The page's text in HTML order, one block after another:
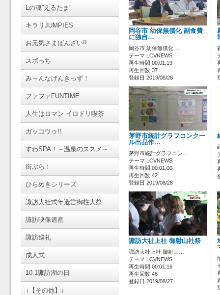
Lの魂”えるたま”
キラリJUMPIES
お元気さまばんざい!!
スポっち
み～んなげんきっず！
ファファFUNTIME
人生はロマン イロドリ喫茶
ガッコウゥ!!
すわSPA！～温泉のススメ～
街ぶら！
ひらめきシリーズ
諏訪大社式年造営御柱大祭
諏訪映像遺産
諏訪巡礼
成人式
10.1諏訪湖の日
↓【その他】↓
岡谷市 幼保無償化 副食費
に独自…
岡谷市 幼保無償化 …
テーマ LCVNEWS
再生時間 00:01:19
再生回数 37
登録日 2019/08/28
茅野市統計グラフコンクー
ル出品作…
茅野市統計グラフコン…
テーマ LCVNEWS
再生時間 00:01:00
再生回数 42
登録日 2019/08/28
諏訪大社上社 御射山社祭
諏訪大社上社 御射山…
テーマ LCVNEWS
再生時間 00:01:16
再生回数 46
登録日 2019/08/27